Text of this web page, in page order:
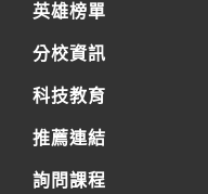
英雄榜單
分校資訊
科技教育
推薦連結
詢問課程